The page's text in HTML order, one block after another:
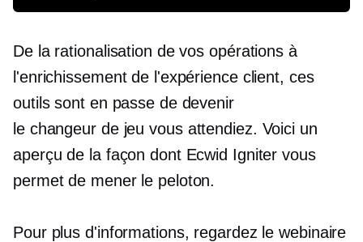
De la rationalisation de vos opérations à
l'enrichissement de l'expérience client, ces
outils sont en passe de devenir
le changeur de jeu vous attendiez. Voici un
aperçu de la façon dont Ecwid Igniter vous
permet de mener le peloton.
Pour plus d'informations, regardez le webinaire